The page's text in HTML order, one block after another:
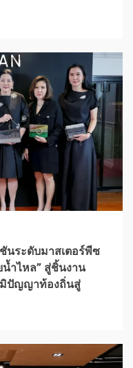
ชันระดับมาสเตอร์พีซ
น้ำไหล” สู่ชิ้นงาน
มิปัญญาท้องถิ่นสู่